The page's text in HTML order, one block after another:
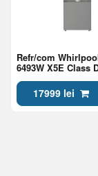
Refr/com
6493W X5E Class
17999 lei